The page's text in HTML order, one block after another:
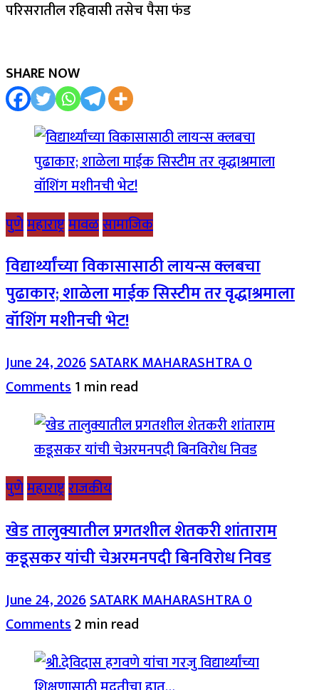
परिसरातील रहिवासी तसेच पैसा फंड
SHARE NOW
पुणेमहाराष्ट्रमावळसामाजिक
विद्यार्थ्यांच्या विकासासाठी लायन्स क्लबचा
पुढाकार; शाळेला माईक सिस्टीम तर वृद्धाश्रमाला
वॉशिंग मशीनची भेट!
June 24, 2026SATARK MAHARASHTRA0
Comments1 min read
पुणेमहाराष्ट्रराजकीय
खेड तालुक्यातील प्रगतशील शेतकरी शांताराम
कडूसकर यांची चेअरमनपदी बिनविरोध निवड
June 24, 2026SATARK MAHARASHTRA0
Comments2 min read